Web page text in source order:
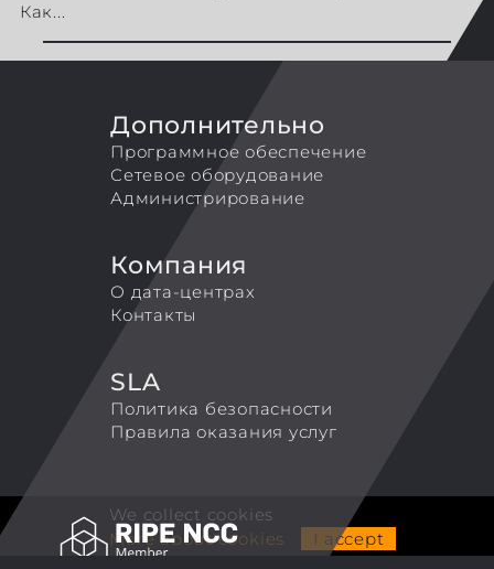
Как...
Дополнительно
Программное обеспечение
Сетевое оборудование
Администрирование
Компания
О дата-центрах
Контакты
SLA
Политика безопасности
Правила оказания услуг
We collect cookies
More about cookies
I accept